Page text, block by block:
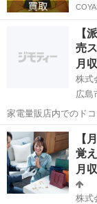
【
売
月
株式
広島
家電量販店内でのド
内容】 ・新規・機種
関するお悩みを聴取するなどの接客
OK ...
広島 広島市
【
覚
月
株式